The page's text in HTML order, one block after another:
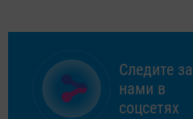
Следите за
нами в
соцсетях